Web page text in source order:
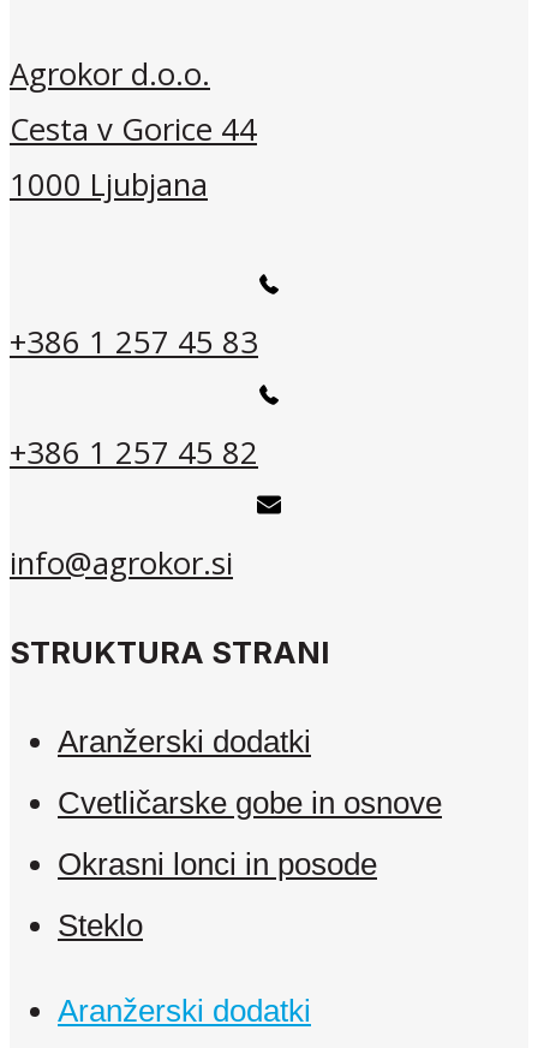
Agrokor d.o.o.
Cesta v Gorice 44
1000 Ljubjana
+386 1 257 45 83
+386 1 257 45 82
info@agrokor.si
STRUKTURA STRANI
Aranžerski dodatki
Cvetličarske gobe in osnove
Okrasni lonci in posode
Steklo
Aranžerski dodatki